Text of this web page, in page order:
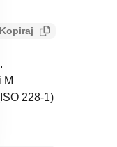
Kopiraj
M
228-1)